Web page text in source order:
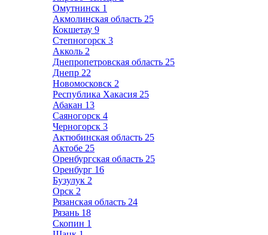
Омутнинск 1
Акмолинская область 25
Кокшетау 9
Степногорск 3
Акколь 2
Днепропетровская область 25
Днепр 22
Новомосковск 2
Республика Хакасия 25
Абакан 13
Саяногорск 4
Черногорск 3
Актюбинская область 25
Актобе 25
Оренбургская область 25
Оренбург 16
Бузулук 2
Орск 2
Рязанская область 24
Рязань 18
Скопин 1